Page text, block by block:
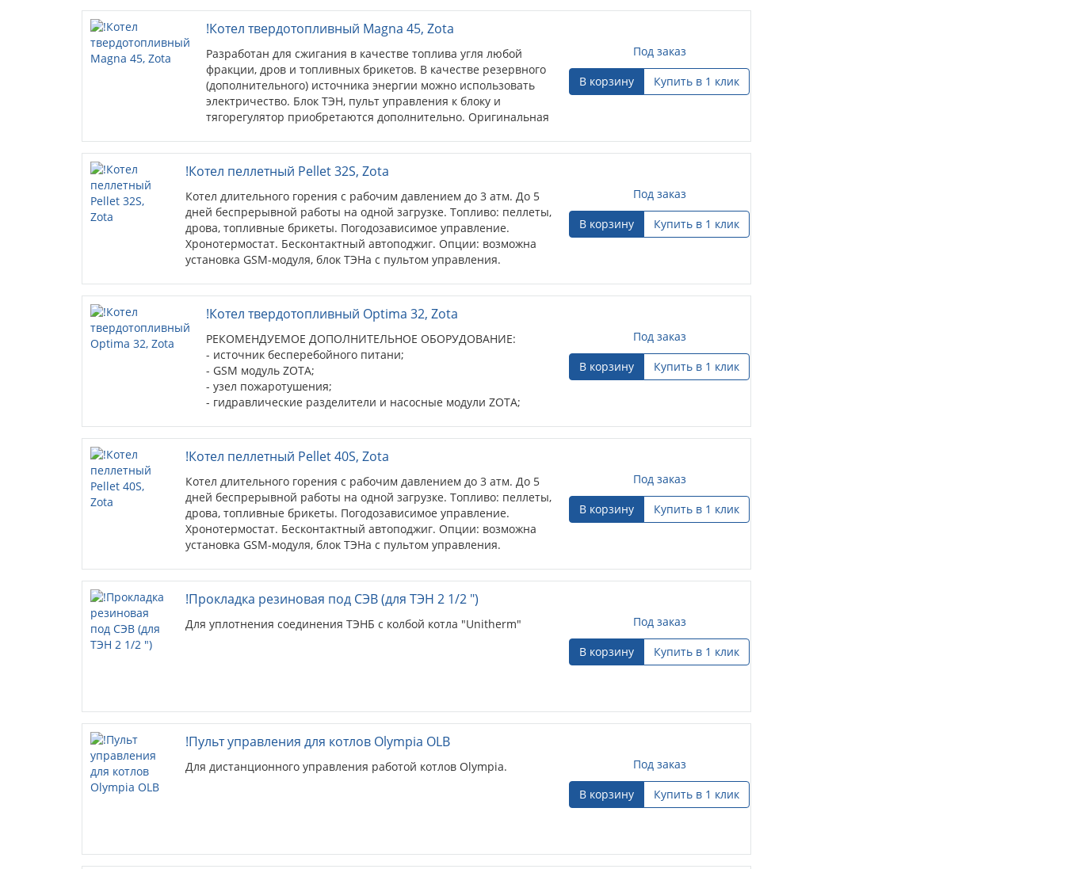
!Котел твердотопливный Magna 45, Zota
Разработан для сжигания в качестве топлива угля любой фракции,
дров и топливных брикетов. В качестве резервного
(дополнительного) источника энергии можно использовать
электричество. Блок ТЭН, пульт управления к блоку и
тягорегулятор приобретаются дополнительно. Оригинальная
Под заказ
В корзину
Купить в 1 клик
!Котел пеллетный Pellet 32S, Zota
Котел длительного горения с рабочим давлением до 3 атм. До 5
дней беспрерывной работы на одной загрузке. Топливо: пеллеты,
дрова, топливные брикеты. Погодозависимое управление.
Хронотермостат. Бесконтактный автоподжиг. Опции: возможна
установка GSM-модуля, блок ТЭНа с пультом управления.
Под заказ
В корзину
Купить в 1 клик
!Котел твердотопливный Optima 32, Zota
РЕКОМЕНДУЕМОЕ ДОПОЛНИТЕЛЬНОЕ ОБОРУДОВАНИЕ:
- источник бесперебойного питани;
- GSM модуль ZOTA;
- узел пожаротушения;
- гидравлические разделители и насосные модули ZOTA;
Под заказ
В корзину
Купить в 1 клик
!Котел пеллетный Pellet 40S, Zota
Котел длительного горения с рабочим давлением до 3 атм. До 5
дней беспрерывной работы на одной загрузке. Топливо: пеллеты,
дрова, топливные брикеты. Погодозависимое управление.
Хронотермостат. Бесконтактный автоподжиг. Опции: возможна
установка GSM-модуля, блок ТЭНа с пультом управления.
Под заказ
В корзину
Купить в 1 клик
!Прокладка резиновая под СЭВ (для ТЭН 2 1/2 ")
Для уплотнения соединения ТЭНБ с колбой котла "Unitherm"
Под заказ
В корзину
Купить в 1 клик
!Пульт управления для котлов Olympia OLB
Для дистанционного управления работой котлов Olympia.
Под заказ
В корзину
Купить в 1 клик